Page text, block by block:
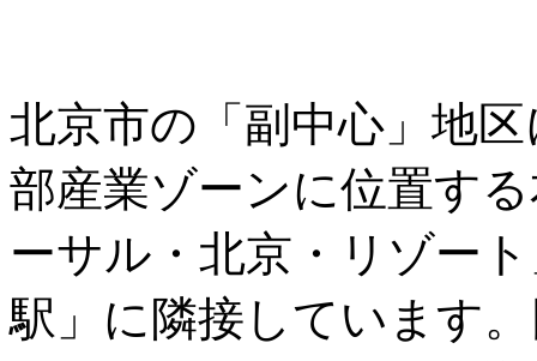
北京市の「副中心」地
部産業ゾーンに位置す
ーサル・北京・リゾー
駅」に隣接しています